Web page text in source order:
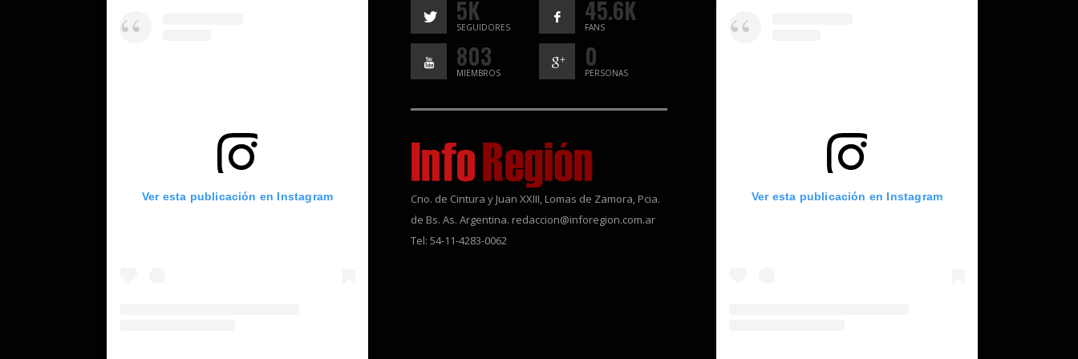
Ver esta publicación en Instagram
5K
SEGUIDORES
45.6K
FANS
803
MIEMBROS
0
PERSONAS
Cno. de Cintura y Juan XXIII, Lomas de Zamora, Pcia.
de Bs. As. Argentina. redaccion@inforegion.com.ar
Tel: 54-11-4283-0062
Ver esta publicación en Instagram